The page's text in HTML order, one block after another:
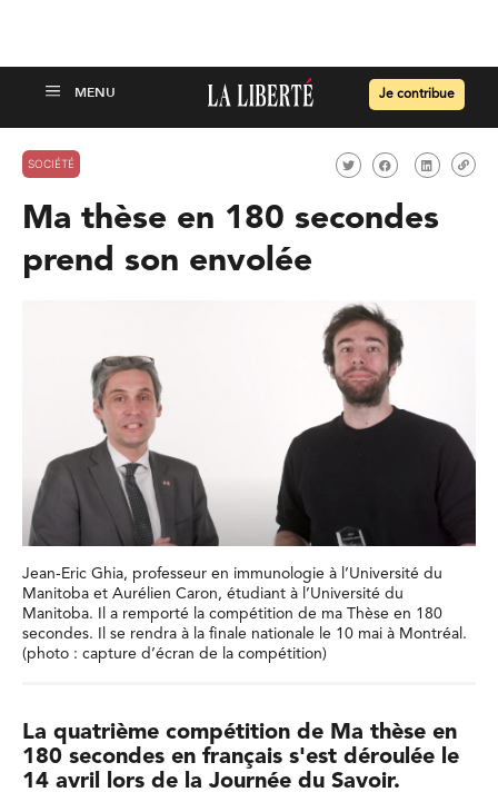
Je contribue
SOCIÉTÉ
Ma thèse en 180 secondes
prend son envolée
Jean-Eric Ghia, professeur en immunologie à l’Université du
Manitoba et Aurélien Caron, étudiant à l’Université du
Manitoba. Il a remporté la compétition de ma Thèse en 180
secondes. Il se rendra à la finale nationale le 10 mai à Montréal.
(photo : capture d’écran de la compétition)
La quatrième compétition de Ma thèse en
180 secondes en français s'est déroulée le
14 avril lors de la Journée du Savoir.